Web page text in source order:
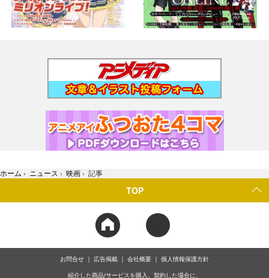
ホーム › ニュース › 映画 › 記事
TOP
お問合せ 広告掲載 会社概要 個人情報保護方針
紹介した商品/サービスを購入、契約した場合に、